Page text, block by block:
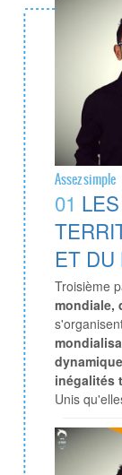
Assez simple
01
ET DU
Troisième
mondiale,
inégalités
Unis